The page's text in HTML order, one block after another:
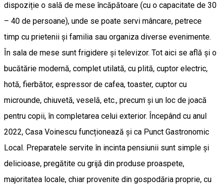
dispoziție o sală de mese încăpătoare (cu o capacitate de 30
– 40 de persoane), unde se poate servi mâncare, petrece
timp cu prietenii și familia sau organiza diverse evenimente.
În sala de mese sunt frigidere și televizor. Tot aici se află și o
bucătărie modernă, complet utilată, cu plită, cuptor electric,
hotă, fierbător, espressor de cafea, toaster, cuptor cu
microunde, chiuvetă, veselă, etc., precum și un loc de joacă
pentru copii, în completarea celui exterior. Începând cu anul
2022, Casa Voinescu funcționează și ca Punct Gastronomic
Local. Preparatele servite în incinta pensiunii sunt simple și
delicioase, pregătite cu grijă din produse proaspete,
majoritatea locale, chiar provenite din gospodăria proprie, cu